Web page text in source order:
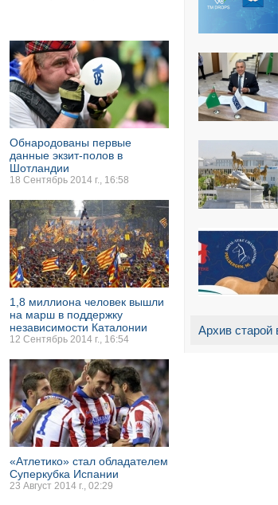
Обнародованы первые
данные экзит-полов в
Шотландии
18 Сентябрь 2014 г., 16:58
1,8 миллиона человек вышли
на марш в поддержку
независимости Каталонии
12 Сентябрь 2014 г., 16:54
«Атлетико» стал обладателем
Суперкубка Испании
23 Август 2014 г., 02:29
Архив старой